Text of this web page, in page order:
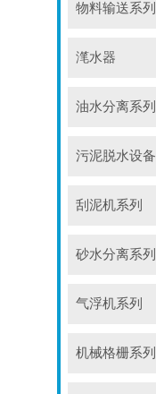
物料输送系列
滗水器
油水分离系列
污泥脱水设备
刮泥机系列
砂水分离系列
气浮机系列
机械格栅系列